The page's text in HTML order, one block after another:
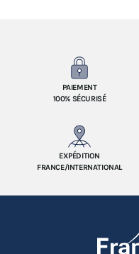
PAIEMENT
100% SÉCURISÉ
EXPÉDITION
FRANCE/INTERNATIONAL